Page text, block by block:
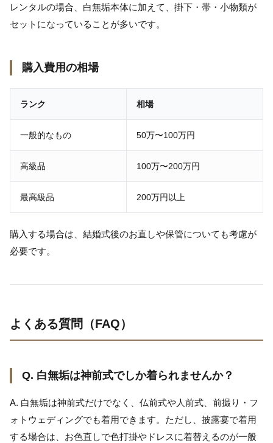
レンタルの場合、白無垢本体に加えて、掛下・帯・小物類が
セットになっていることが多いです。
購入費用の相場
ランク 相場
一般的なもの 50万〜100万円
高級品 100万〜200万円
最高級品 200万円以上
購入する場合は、結婚式後のお直しや保管についても考慮が
必要です。
よくある質問（FAQ）
Q. 白無垢は神前式でしか着られませんか？
A. 白無垢は神前式だけでなく、仏前式や人前式、前撮り・フ
ォトウェディングでも着用できます。ただし、披露宴で着用
する場合は、お色直しで色打掛やドレスに着替えるのが一般